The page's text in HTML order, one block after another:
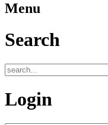
Menu
Search
Login